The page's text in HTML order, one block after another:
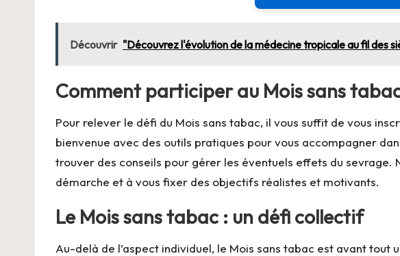
Découvrir "Découvrez l'évolution de la médecine tropicale au fil des
Comment participer au Mois sans
Pour relever le défi du Mois sans tabac, il vous suffit de vous
bienvenue avec des outils pratiques pour vous accompagner
trouver des conseils pour gérer les éventuels effets du sevrage.
démarche et à vous fixer des objectifs réalistes et motivants.
Le Mois sans tabac : un défi collectif
Au-delà de l’aspect individuel, le Mois sans tabac est avant tout